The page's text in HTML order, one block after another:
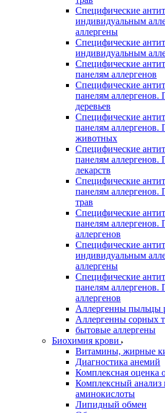
Специфические
индивидуальным
аллергены
Специфические
индивидуальным
Специфические
панелям аллергенов
Специфические
панелям аллергенов.
деревьев
Специфические
панелям аллергенов.
животных
Специфические
панелям аллергенов.
лекарств
Специфические
панелям аллергенов.
трав
Специфические
панелям
аллергенов
Специфические
индивидуальным
аллергены
Специфические
панелям
аллергенов
Аллергенны пыльцы
Аллергенны сорных
бытовые аллергены
Биохимия крови
Витамины, жирные
Диагностика анемий
Комплексная оценка
Комплексный анализ
аминокислоты
Липидный обмен